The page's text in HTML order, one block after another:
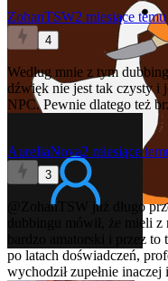
ZohanTSW2 miesiące temu
4
Według mnie z tym
dźwięk nie jest tak czysty i
NPC. Pewnie dlatego też
AureliaNova2 miesiące
3
@ZohanTSW
już długo
dubbingu mówił, że mieli
bardzo amatorski i przez
po latach doświadczeń,
wychodził zupełnie